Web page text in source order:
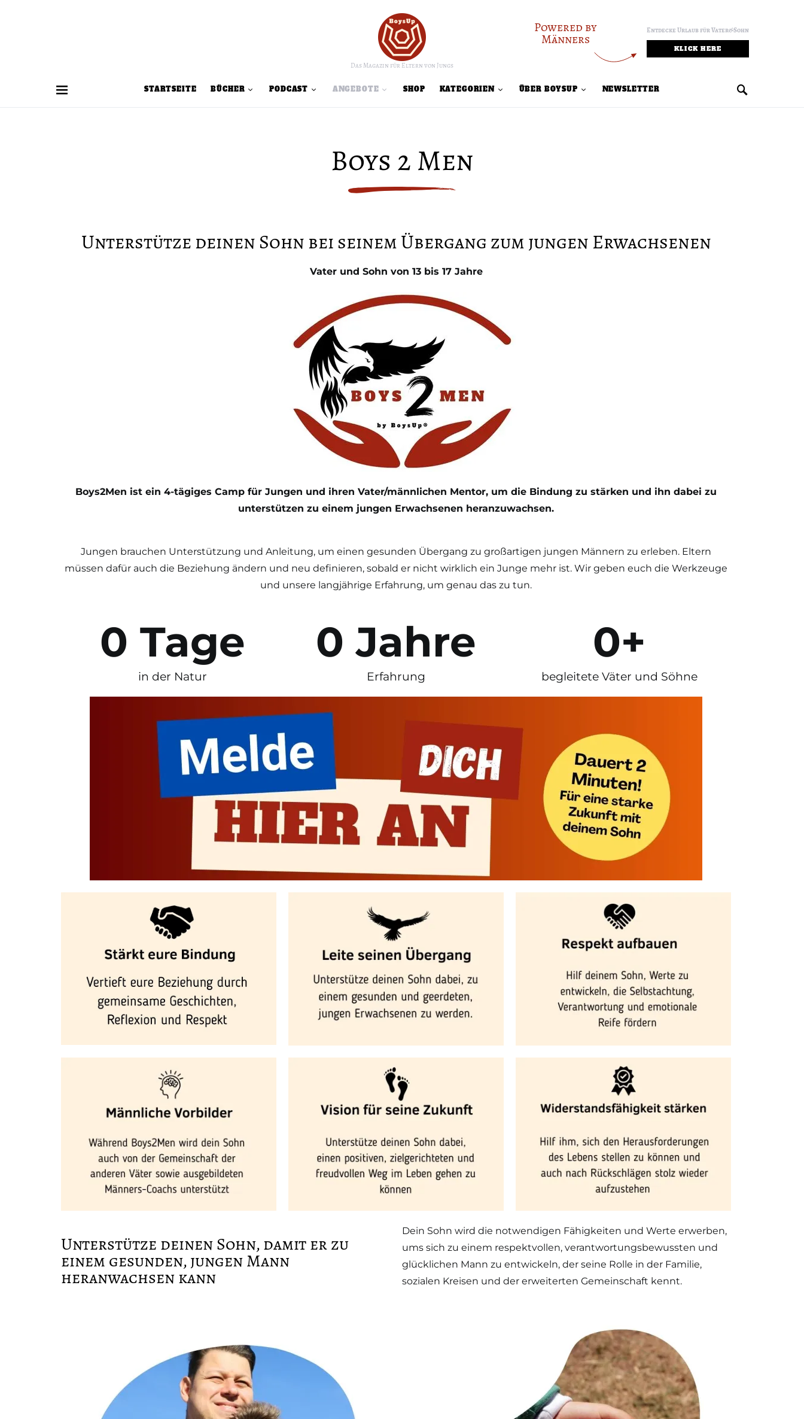
Das Magazin für Eltern von Jungs
Powered by
Männers
Entdecke Urlaub für Vater&Sohn
KLICK HERE
STARTSEITE BÜCHER PODCAST ANGEBOTE SHOP KATEGORIEN ÜBER BOYSUP NEWSLETTER
Boys 2 Men
Unterstütze deinen Sohn bei seinem Übergang zum jungen Erwachsenen
Vater und Sohn von 13 bis 17 Jahre
Boys2Men ist ein 4-tägiges Camp für Jungen und ihren Vater/männlichen Mentor, um die Bindung zu stärken und ihn dabei zu
unterstützen zu einem jungen Erwachsenen heranzuwachsen.
Jungen brauchen Unterstützung und Anleitung, um einen gesunden Übergang zu großartigen jungen Männern zu erleben. Eltern
müssen dafür auch die Beziehung ändern und neu definieren, sobald er nicht wirklich ein Junge mehr ist. Wir geben euch die Werkzeuge
und unsere langjährige Erfahrung, um genau das zu tun.
in der Natur
0 Tage
Erfahrung
0 Jahre
begleitete Väter und Söhne
0+
Unterstütze deinen Sohn, damit er zu
einem gesunden, jungen Mann
heranwachsen kann
Dein Sohn wird die notwendigen Fähigkeiten und Werte erwerben,
ums sich zu einem respektvollen, verantwortungsbewussten und
glücklichen Mann zu entwickeln, der seine Rolle in der Familie,
sozialen Kreisen und der erweiterten Gemeinschaft kennt.